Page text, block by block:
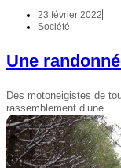
23 février 2022
Société
Une
Des motoneigistes de
rassemblement d’une…